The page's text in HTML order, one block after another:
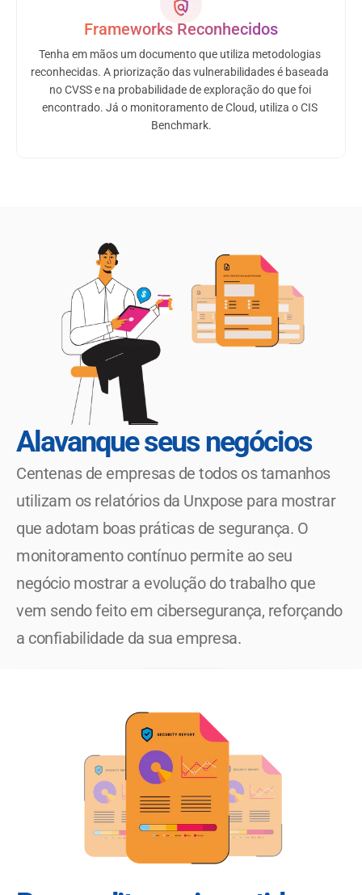
Frameworks Reconhecidos
Tenha em mãos um documento que utiliza metodologias
reconhecidas. A priorização das vulnerabilidades é baseada
no CVSS e na probabilidade de exploração do que foi
encontrado. Já o monitoramento de Cloud, utiliza o CIS
Benchmark.
Alavanque seus negócios
Centenas de empresas de todos os tamanhos
utilizam os relatórios da Unxpose para mostrar
que adotam boas práticas de segurança. O
monitoramento contínuo permite ao seu
negócio mostrar a evolução do trabalho que
vem sendo feito em cibersegurança, reforçando
a confiabilidade da sua empresa.